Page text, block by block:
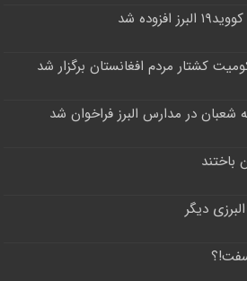
کشتار مردم افغانستان برگزار شد
در مدارس البرز فراخوان شد